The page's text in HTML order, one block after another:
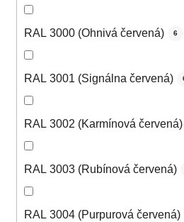
RAL 3000 (Ohnivá červená) 6
RAL 3001 (Signálna červená)
RAL 3002 (Karmínová červená)
RAL 3003 (Rubínová červená)
RAL 3004 (Purpurová červená)